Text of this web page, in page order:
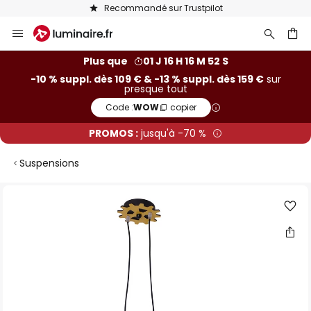
Recommandé sur Trustpilot
Allez
au
Plus que
01 J 16 H 16 M 52 S
-10 % suppl. dès 109 € & -13 % suppl. dès 159 €sur
presque tout
Code :WOW copier
PROMOS : jusqu'à -70 %
Suspensions